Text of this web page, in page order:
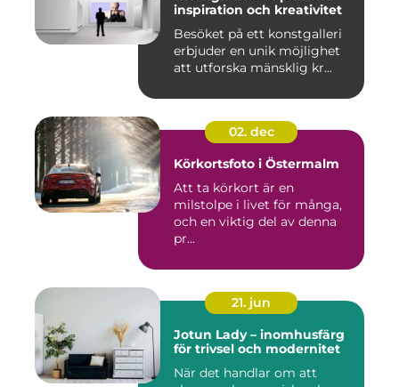
inspiration och kreativitet
Besöket på ett konstgalleri
erbjuder en unik möjlighet
att utforska mänsklig kr...
02. dec
Körkortsfoto i Östermalm
Att ta körkort är en
milstolpe i livet för många,
och en viktig del av denna
pr...
21. jun
Jotun Lady – inomhusfärg
för trivsel och modernitet
När det handlar om att